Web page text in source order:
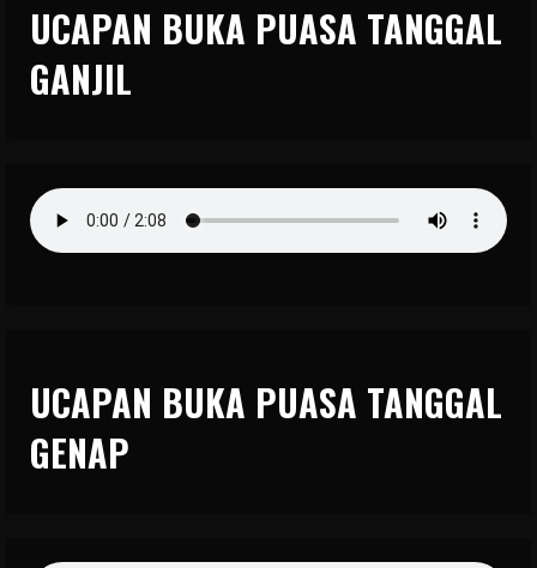
UCAPAN BUKA PUASA TANGGAL
GANJIL
UCAPAN BUKA PUASA TANGGAL
GENAP